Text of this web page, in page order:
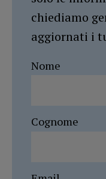
chiediamo
aggiornati i
Nome
Cognome